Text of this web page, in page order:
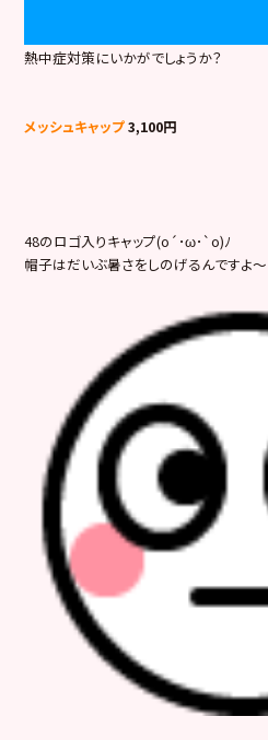
熱中症対策にいかがでしょうか？
メッシュキャップ3,100円
48のロゴ入りキャップ(o´･ω･`o)ﾉ
帽子はだいぶ暑さをしのげるんですよ～